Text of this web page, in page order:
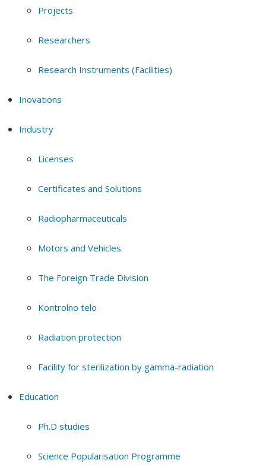
Projects
Researchers
Research Instruments (Facilities)
Inovations
Industry
Licenses
Certificates and Solutions
Radiopharmaceuticals
Motors and Vehicles
The Foreign Trade Division
Kontrolno telo
Radiation protection
Facility for sterilization by gamma-radiation
Education
Ph.D studies
Science Popularisation Programme